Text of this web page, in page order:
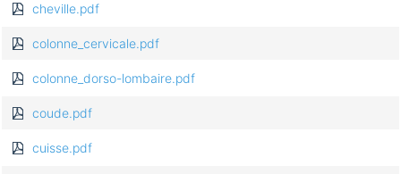
cheville.pdf
colonne_cervicale.pdf
colonne_dorso-lombaire.pdf
coude.pdf
cuisse.pdf